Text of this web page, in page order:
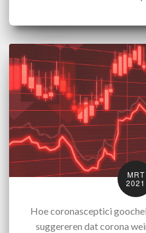
MRT
2021
Hoe coronasceptici
suggereren dat corona